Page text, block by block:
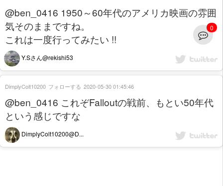
@ben_0416 1950～60年代のアメリカ映画の雰囲
気そのままですね。
これは一度行ってみたい !!
Y.Sさん@rekishi53
@ben_0416 これぞFalloutの戦前、もとい50年代
という感じですな
DimplyColt10200@D...
DimplyColt10200 フォローする 2020-05-30 01:45:46
0